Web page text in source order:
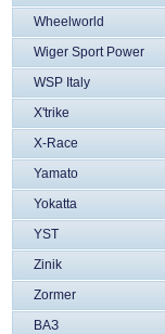
Wheelworld
Wiger Sport Power
WSP Italy
X'trike
X-Race
Yamato
Yokatta
YST
Zinik
Zormer
ВАЗ